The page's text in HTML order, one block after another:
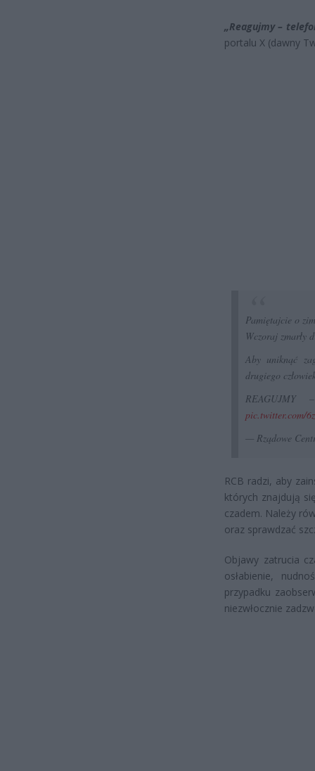
„Reagujmy –
portalu X (dawny
Pamiętajcie o
Wczoraj zmarły
Aby uniknąć
drugiego
pic.twitter.com/
— Rządowe
RCB radzi, aby
których znajdują
czadem. Należy
oraz sprawdzać
Objawy zatrucia
osłabienie,
przypadku
niezwłocznie